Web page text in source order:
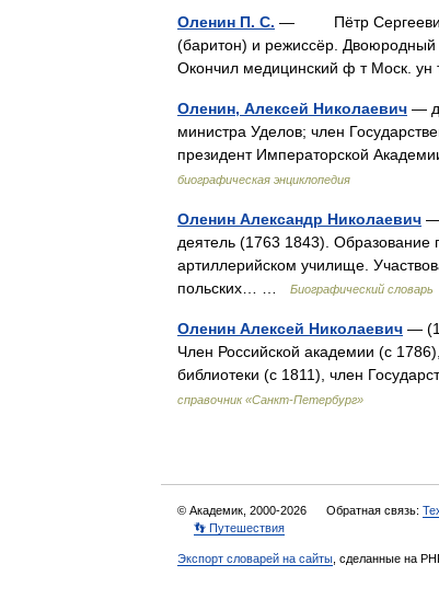
Оленин П. С. — Пётр Сергеевич
(баритон) и режиссёр.
Окончил медицинский ф т Моск.
Оленин, Алексей Николаевич —
министра Уделов; член
президент Императорской
биографическая энциклопедия
Оленин Александр Николаевич —
деятель (1763 1843). Образование
артиллерийском училище.
польских… …
Биографический словарь
Оленин Алексей Николаевич —
Член Российской академии (с
библиотеки (с 1811), член
справочник «Санкт-Петербург»
© Академик, 2000-2026 Обратная связь:
👣 Путешествия
Экспорт словарей на сайты , сделанные на